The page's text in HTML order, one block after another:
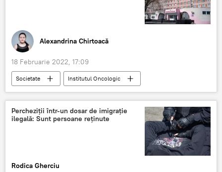
Alexandrina Chirtoacă
18 Februarie 2022, 17:09
Societate
Institutul Oncologic
doctor
CNA
Știri din Moldova
arest
Percheziții într-un dosar de imigrație
ilegală: Sunt persoane reținute
Rodica Gherciu